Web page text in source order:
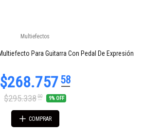
Multiefectos
Para Guitarra Con Pedal De Expresión
$295.33800 9% OFF
COMPRAR